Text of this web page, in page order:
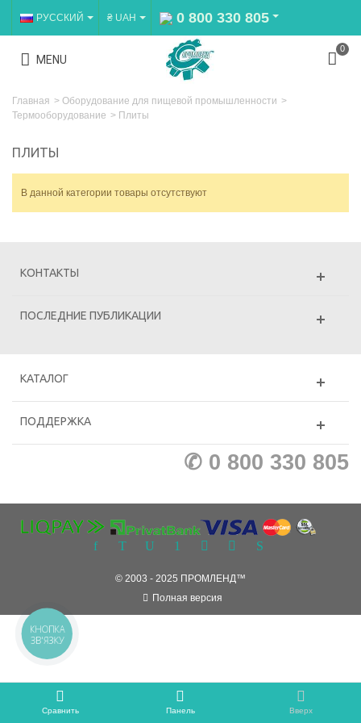
РУССКИЙ ₴ UAH 0 800 330 805
MENU
0
Главная > Оборудование для пищевой промышленности >
Термооборудование > Плиты
ПЛИТЫ
В данной категории товары отсутствуют
КОНТАКТЫ
ПОСЛЕДНИЕ ПУБЛИКАЦИИ
КАТАЛОГ
ПОДДЕРЖКА
✆ 0 800 330 805
© 2003 - 2025 ПРОМЛЕНД™
Полная версия
Сравнить Панель Вверх
КНОПКА
ЗВ'ЯЗКУ